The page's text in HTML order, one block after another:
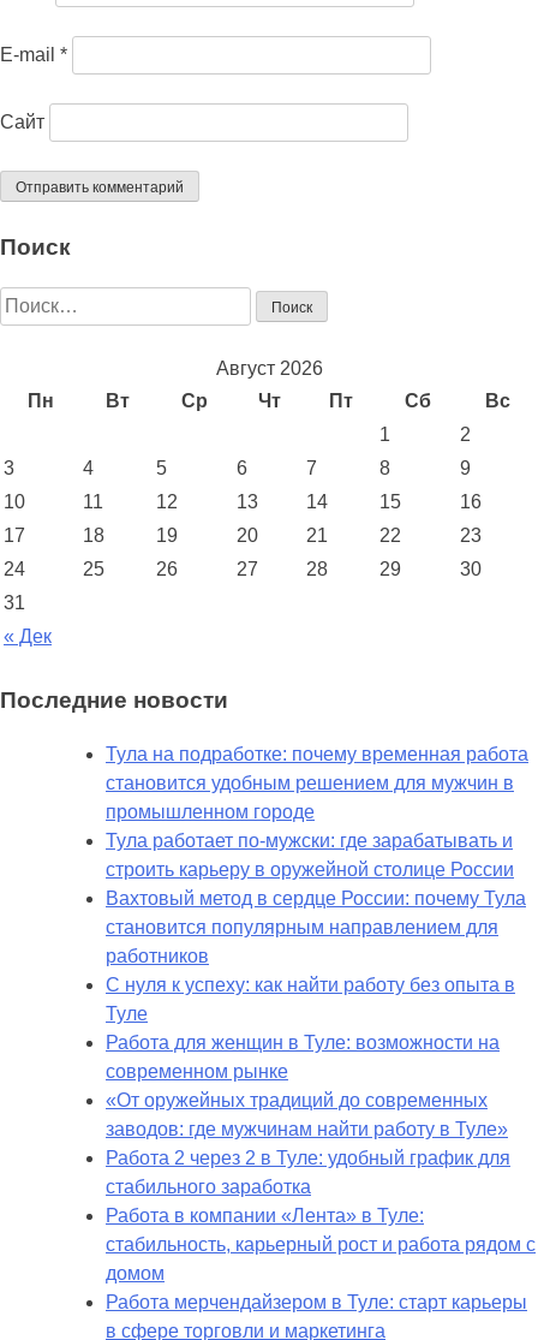
E-mail *
Сайт
Поиск
Найти:
Август 2026
Пн
Вт Ср Чт Пт Сб Вс
« Дек
1
2
3
4 5 6 7 8
9
10
11 12 13 14 15
16
17
18 19 20 21 22
23
24
25 26 27 28 29
30
31
Последние новости
Тула на подработке: почему временная работа
становится удобным решением для мужчин в
промышленном городе
Тула работает по-мужски: где зарабатывать и
строить карьеру в оружейной столице России
Вахтовый метод в сердце России: почему Тула
становится популярным направлением для
работников
С нуля к успеху: как найти работу без опыта в
Туле
Работа для женщин в Туле: возможности на
современном рынке
«От оружейных традиций до современных
заводов: где мужчинам найти работу в Туле»
Работа 2 через 2 в Туле: удобный график для
стабильного заработка
Работа в компании «Лента» в Туле:
стабильность, карьерный рост и работа рядом с
домом
Работа мерчендайзером в Туле: старт карьеры
в сфере торговли и маркетинга